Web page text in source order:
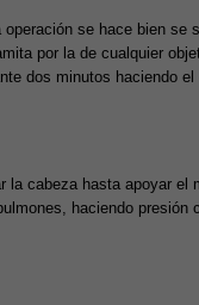
operación se hace bien se
por la de cualquier
dos minutos haciendo
la cabeza hasta apoyar el
haciendo presión